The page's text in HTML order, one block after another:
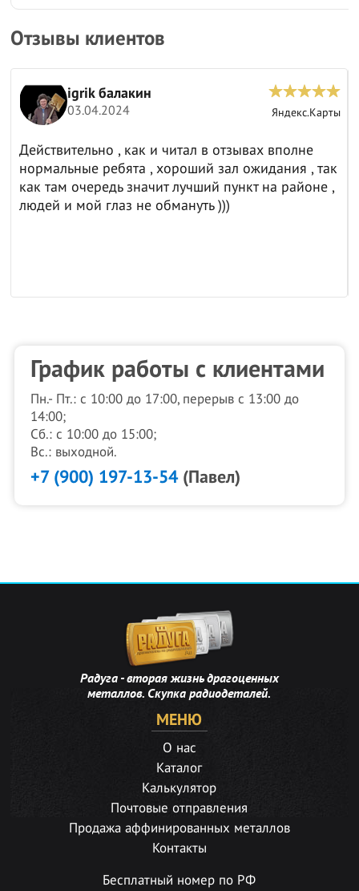
Отзывы клиентов
igrik балакин
03.04.2024 Яндекс.Карты
Действительно , как и читал в отзывах вполне
нормальные ребята , хороший зал ожидания , так
как там очередь значит лучший пункт на районе ,
людей и мой глаз не обмануть )))
График работы с клиентами
Пн.- Пт.: с 10:00 до 17:00, перерыв с 13:00 до
14:00;
Сб.: с 10:00 до 15:00;
Вс.: выходной.
+7 (900) 197-13-54(Павел)
Радуга - вторая жизнь драгоценных
металлов. Скупка радиодеталей.
МЕНЮ
О нас
Каталог
Калькулятор
Почтовые отправления
Продажа аффинированных металлов
Контакты
Бесплатный номер по РФ